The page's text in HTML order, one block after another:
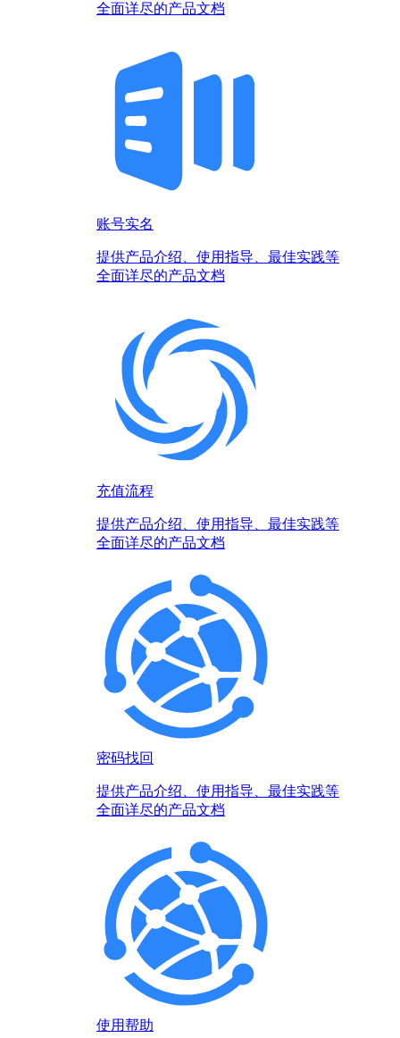
全面详尽的产品文档
账号实名
提供产品介绍、使用指导、最佳实践等
全面详尽的产品文档
充值流程
提供产品介绍、使用指导、最佳实践等
全面详尽的产品文档
密码找回
提供产品介绍、使用指导、最佳实践等
全面详尽的产品文档
使用帮助